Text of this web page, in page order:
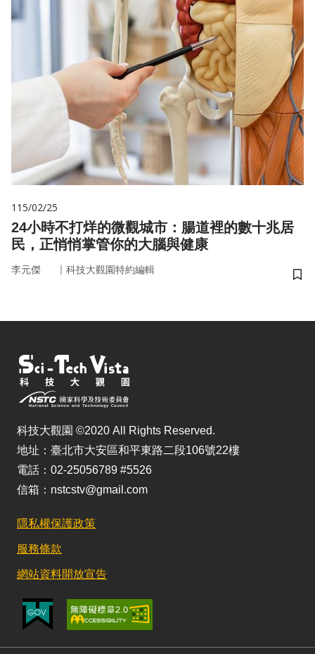
115/02/25
24小時不打烊的微觀城市：腸道裡的數十兆居
民，正悄悄掌管你的大腦與健康
李元傑 ｜ 科技大觀園特約編輯
儲
科技大觀園 ©2020 All Rights Reserved.
地址：臺北市大安區和平東路二段106號22樓
電話：02-25056789 #5526
信箱：nstcstv@gmail.com
隱私權保護政策
服務條款
網站資料開放宣告